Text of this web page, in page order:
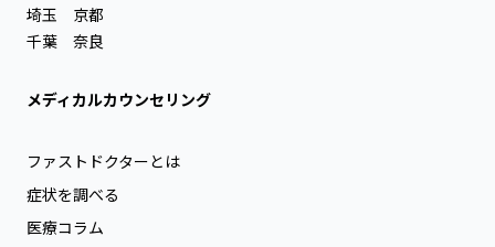
埼玉
千葉
京都
奈良
メディカルカウンセリング
ファストドクターとは
症状を調べる
医療コラム